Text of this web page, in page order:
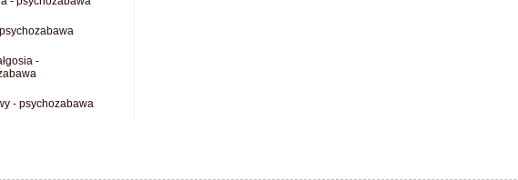
-
- psychozabawa